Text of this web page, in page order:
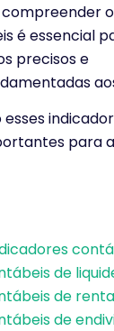
compreender
é essencial
precisos e
esses
para
de
de
de